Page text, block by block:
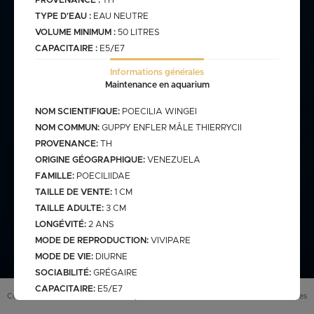
TYPE D'EAU : EAU NEUTRE
VOLUME MINIMUM : 50 LITRES
CAPACITAIRE : E5/E7
Informations générales
Maintenance en aquarium
NOM SCIENTIFIQUE: POECILIA WINGEI
NOM COMMUN: GUPPY ENFLER MÂLE THIERRYCII
PROVENANCE: TH
ORIGINE GÉOGRAPHIQUE: VENEZUELA
FAMILLE: POECILIIDAE
TAILLE DE VENTE: 1 CM
TAILLE ADULTE: 3 CM
LONGÉVITÉ: 2 ANS
MODE DE REPRODUCTION: VIVIPARE
MODE DE VIE: DIURNE
SOCIABILITÉ: GRÉGAIRE
CAPACITAIRE: E5/E7
Bactéries
FRANCO CUMULABLE AVEC LES POISSONS/ FRANCO
gamme verte
koï elv francais
saison bassin
carpe koi sur photo (a
retrouver sur le site
web)
elv francais
elv pologne
discus elv asiatique
Eau douce
commande@haegel.fr
Conditions générales de vente ( Mentions légales